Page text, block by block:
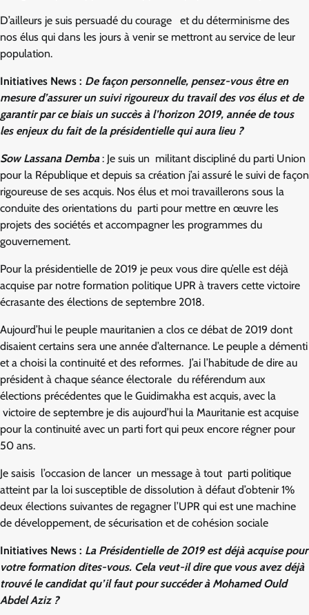
D’ailleurs je suis persuadé du courage et du déterminisme des
nos élus qui dans les jours à venir se mettront au service de leur
population.
Initiatives News : De façon personnelle, pensez-vous être en
mesure d’assurer un suivi rigoureux du travail des vos élus et de
garantir par ce biais un succès à l’horizon 2019, année de tous
les enjeux du fait de la présidentielle qui aura lieu ?
Sow Lassana Demba : Je suis un militant discipliné du parti Union
pour la République et depuis sa création j’ai assuré le suivi de façon
rigoureuse de ses acquis. Nos élus et moi travaillerons sous la
conduite des orientations du parti pour mettre en œuvre les
projets des sociétés et accompagner les programmes du
gouvernement.
Pour la présidentielle de 2019 je peux vous dire qu’elle est déjà
acquise par notre formation politique UPR à travers cette victoire
écrasante des élections de septembre 2018.
Aujourd’hui le peuple mauritanien a clos ce débat de 2019 dont
disaient certains sera une année d’alternance. Le peuple a démenti
et a choisi la continuité et des reformes. J’ai l’habitude de dire au
président à chaque séance électorale du référendum aux
élections précédentes que le Guidimakha est acquis, avec la
victoire de septembre je dis aujourd’hui la Mauritanie est acquise
pour la continuité avec un parti fort qui peux encore régner pour
50 ans.
Je saisis l’occasion de lancer un message à tout parti politique
atteint par la loi susceptible de dissolution à défaut d’obtenir 1%
deux élections suivantes de regagner l’UPR qui est une machine
de développement, de sécurisation et de cohésion sociale
Initiatives News : La Présidentielle de 2019 est déjà acquise pour
votre formation dites-vous. Cela veut-il dire que vous avez déjà
trouvé le candidat qu’il faut pour succéder à Mohamed Ould
Abdel Aziz ?